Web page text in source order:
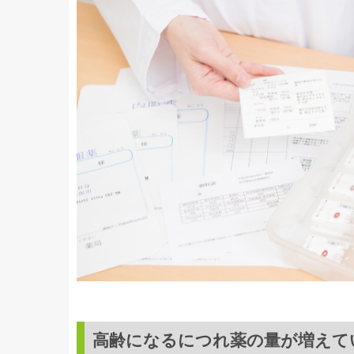
高齢になるにつれ薬の量が増え